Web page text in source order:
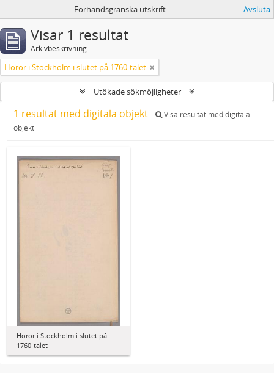
Förhandsgranska utskrift Avsluta
Visar 1 resultat
Arkivbeskrivning
Horor i Stockholm i slutet på 1760-talet
Utökade sökmöjligheter
1 resultat med digitala objekt
Visa resultat med digitala
objekt
Horor i Stockholm i slutet på
1760-talet